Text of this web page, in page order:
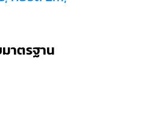
าตรฐาน